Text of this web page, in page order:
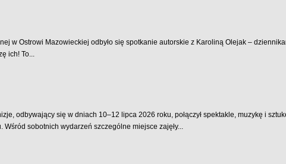
w Ostrowi Mazowieckiej odbyło się spotkanie autorskie z Karoliną Olejak –
ich! To...
odbywający się w dniach 10–12 lipca 2026 roku, połączył spektakle, muzykę i
sobotnich wydarzeń szczególne miejsce zajęły...